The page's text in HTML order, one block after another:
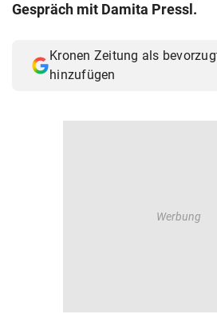
Gespräch mit Damita Pressl.
Kronen Zeitung als
hinzufügen